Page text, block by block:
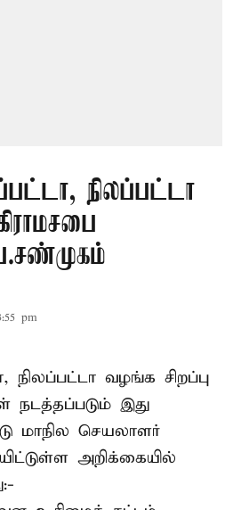
நிலப்பட்டா
pm
நிலப்பட்டா வழங்க சிறப்பு
நடத்தப்படும் இது
மாநில செயலாளர்
அறிக்கையில்